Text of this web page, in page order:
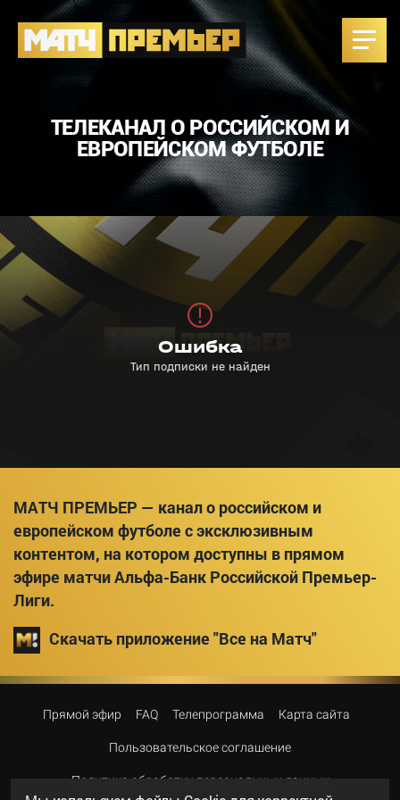
ТЕЛЕКАНАЛ О РОССИЙСКОМ И
ЕВРОПЕЙСКОМ ФУТБОЛЕ
МАТЧ ПРЕМЬЕР — канал о российском и
европейском футболе с эксклюзивным
контентом, на котором доступны в прямом
эфире матчи Альфа-Банк Российской Премьер-
Лиги.
Скачать приложение "Все на Матч"
Прямой эфир FAQ Телепрограмма Карта сайта
Пользовательское соглашение
Политика обработки персональных данных